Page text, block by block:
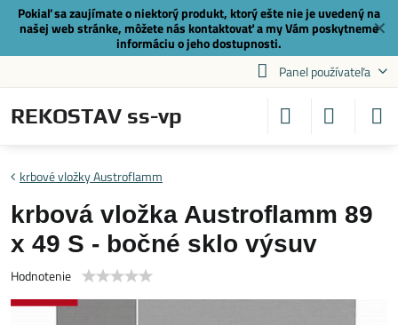
✕
Pokiaľ sa zaujímate o niektorý produkt, ktorý ešte nie je uvedený na
našej web stránke, môžete nás kontaktovaťa my Vám poskytneme
informáciu o jeho dostupnosti.
Panel používateľa
REKOSTAV ss-vp
krbové vložky Austroflamm
krbová vložka Austroflamm 89
x 49 S - bočné sklo výsuv
Hodnotenie